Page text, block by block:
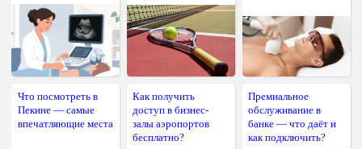
Что посмотреть в
Пекине — самые
впечатляющие места
Как получить
доступ в бизнес-
залы аэропортов
бесплатно?
Премиальное
обслуживание в
банке — что даёт и
как подключить?